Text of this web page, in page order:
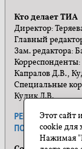
Кто делает ТИА
Директор:
Главный
Зам. редактора:
Корреспонденты:
Капралов Д.В.,
Специальные
Кулик Л.В.
РЕКЛАМА
ПОЛИТИКА
Этот сайт
cookie для
Нажимая